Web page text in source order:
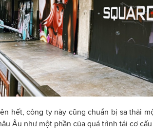
hết, công ty này cũng chuẩn bị sa thải
Âu như một phần của quá trình tái cơ